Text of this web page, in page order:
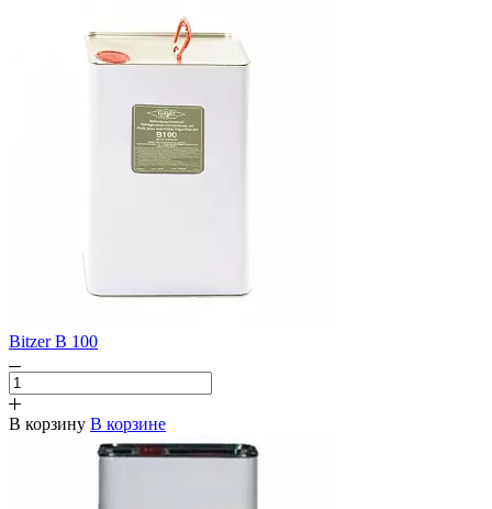
Bitzer B 100
В корзину В корзине